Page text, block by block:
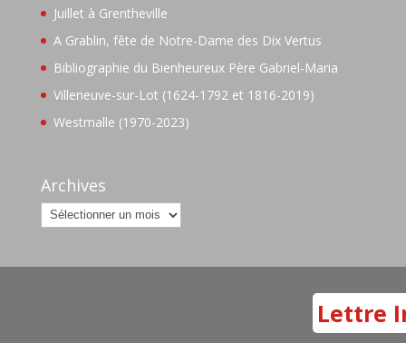
Juillet à Grentheville
A Grablin, fête de Notre-Dame des Dix Vertus
Bibliographie du Bienheureux Père Gabriel-Maria
Villeneuve-sur-Lot (1624-1792 et 1816-2019)
Westmalle (1970-2023)
Archives
Archives
Lettre